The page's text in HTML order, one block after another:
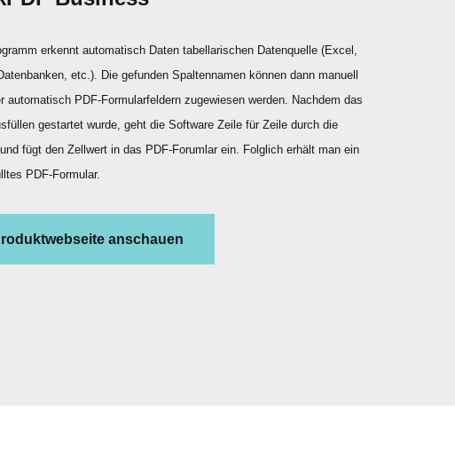
erkennt automatisch Daten tabellarischen Datenquelle (Excel,
etc.). Die gefunden Spaltennamen können dann manuell
automatisch PDF-Formularfeldern zugewiesen werden. Nachdem das
gestartet wurde, geht die Software Zeile für Zeile durch die
fügt den Zellwert in das PDF-Forumlar ein. Folglich erhält man ein
PDF-Formular.
anschauen